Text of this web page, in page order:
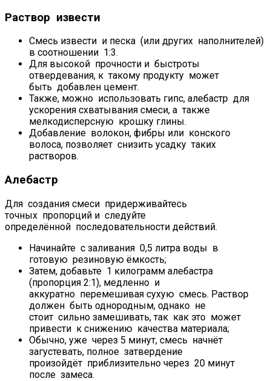
Раствор извести
Смесь извести и песка (или других наполнителей)
в соотношении 1:3.
Для высокой прочности и быстроты
отвердевания, к такому продукту может
быть добавлен цемент.
Также, можно использовать гипс, алебастр для
ускорения схватывания смеси, а также
мелкодисперсную крошку глины.
Добавление волокон, фибры или конского
волоса, позволяет снизить усадку таких
растворов.
Алебастр
Для создания смеси придерживайтесь
точных пропорций и следуйте
определённой последовательности действий.
Начинайте с заливания 0,5 литра воды в
готовую резиновую ёмкость;
Затем, добавьте 1 килограмм алебастра
(пропорция 2:1), медленно и
аккуратно перемешивая сухую смесь. Раствор
должен быть однородным, однако не
стоит сильно замешивать, так как это может
привести к снижению качества материала;
Обычно, уже через 5 минут, смесь начнёт
загустевать, полное затвердение
произойдёт приблизительно через 20 минут
после замеса.